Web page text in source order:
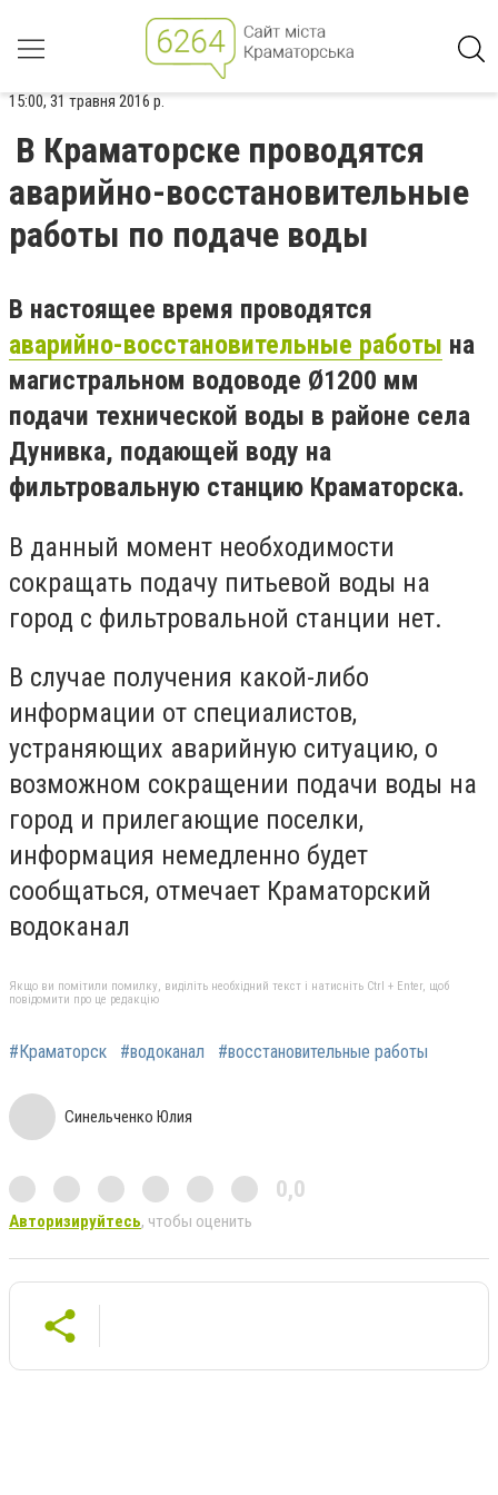
15:00, 31 травня 2016 р.
В Краматорске проводятся
аварийно-восстановительные
работы по подаче воды
В настоящее время проводятся
аварийно-восстановительные работы на
магистральном водоводе Ø1200 мм
подачи технической воды в районе села
Дунивка, подающей воду на
фильтровальную станцию Краматорска.
В данный момент необходимости
сокращать подачу питьевой воды на
город с фильтровальной станции нет.
В случае получения какой-либо
информации от специалистов,
устраняющих аварийную ситуацию, о
возможном сокращении подачи воды на
город и прилегающие поселки,
информация немедленно будет
сообщаться, отмечает Краматорский
водоканал
Якщо ви помітили помилку, виділіть необхідний текст і натисніть Ctrl + Enter, щоб
повідомити про це редакцію
#Краматорск #водоканал #восстановительные работы
Синельченко Юлия
0,0
Авторизируйтесь, чтобы оценить